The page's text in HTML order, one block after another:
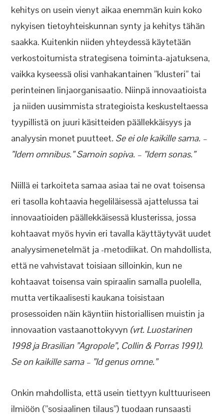
kehitys on usein vienyt aikaa enemmän kuin koko
nykyisen tietoyhteiskunnan synty ja kehitys tähän
saakka. Kuitenkin niiden yhteydessä käytetään
verkostoitumista strategisena toiminta-ajatuksena,
vaikka kyseessä olisi vanhakantainen ”klusteri” tai
perinteinen linjaorganisaatio. Niinpä innovaatioista
ja niiden uusimmista strategioista keskusteltaessa
tyypillistä on juuri käsitteiden päällekkäisyys ja
analyysin monet puutteet. Se ei ole kaikille sama. –
”Idem omnibus.” Samoin sopiva. – ”Idem sonas.”
Niillä ei tarkoiteta samaa asiaa tai ne ovat toisensa
eri tasolla kohtaavia hegeliläisessä ajattelussa tai
innovaatioiden päällekkäisessä klusterissa, jossa
kohtaavat myös hyvin eri tavalla käyttäytyvät uudet
analyysimenetelmät ja -metodiikat. On mahdollista,
että ne vahvistavat toisiaan silloinkin, kun ne
kohtaavat toisensa vain spiraalin samalla puolella,
mutta vertikaalisesti kaukana toisistaan
prosessoiden näin käyntiin historiallisen muistin ja
innovaation vastaanottokyvyn (vrt. Luostarinen
1998 ja Brasilian ”Agropole”, Collin & Porras 1991).
Se on kaikille sama – ”Id genus omne.”
Onkin mahdollista, että usein tiettyyn kulttuuriseen
ilmiöön (”sosiaalinen tilaus”) tuodaan runsaasti